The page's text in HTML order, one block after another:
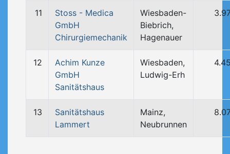
11
Stoss - Medica
GmbH
Chirurgiemechanik
Wiesbaden-
Biebrich,
Hagenauer
12
Achim Kunze
GmbH
Sanitätshaus
Wiesbaden,
Ludwig-Erh
13
Sanitätshaus
Lammert
Mainz,
Neubrunnen